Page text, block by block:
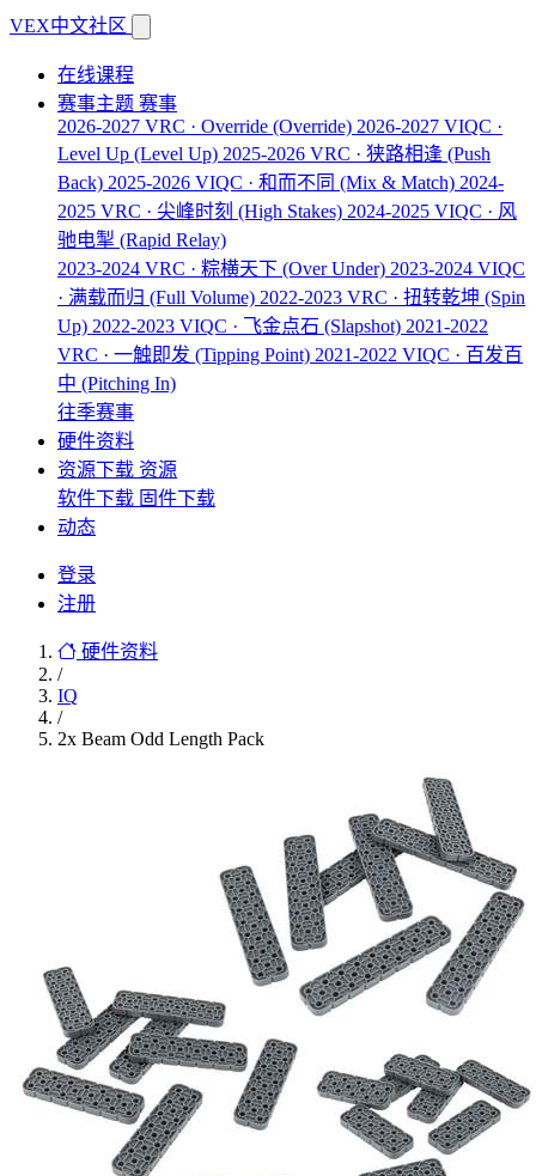
VEX中文社区
在线课程
赛事主题 赛事
2026-2027 VRC · Override (Override) 2026-2027 VIQC ·
Level Up (Level Up) 2025-2026 VRC · 狭路相逢 (Push
Back) 2025-2026 VIQC · 和而不同 (Mix & Match) 2024-
2025 VRC · 尖峰时刻 (High Stakes) 2024-2025 VIQC · 风
驰电掣 (Rapid Relay)
2023-2024 VRC · 粽横天下 (Over Under) 2023-2024 VIQC
· 满载而归 (Full Volume) 2022-2023 VRC · 扭转乾坤 (Spin
Up) 2022-2023 VIQC · 飞金点石 (Slapshot) 2021-2022
VRC · 一触即发 (Tipping Point) 2021-2022 VIQC · 百发百
中 (Pitching In)
往季赛事
硬件资料
资源下载 资源
软件下载 固件下载
动态
登录
注册
硬件资料
/
IQ
/
2x Beam Odd Length Pack